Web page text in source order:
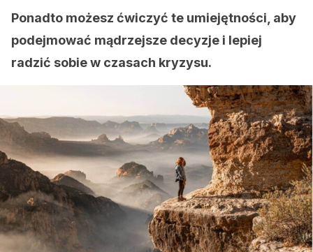
Ponadto możesz ćwiczyć te umiejętności, aby
podejmować mądrzejsze decyzje i lepiej
radzić sobie w czasach kryzysu.